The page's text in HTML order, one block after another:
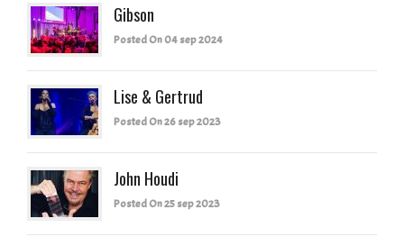
Gibson
Posted On 04 sep 2024
Lise & Gertrud
Posted On 26 sep 2023
John Houdi
Posted On 25 sep 2023